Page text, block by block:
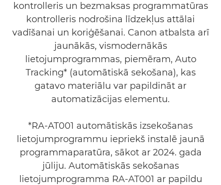
kontrolleris un bezmaksas programmatūras
kontrolleris nodrošina līdzekļus attālai
vadīšanai un koriģēšanai. Canon atbalsta arī
jaunākās, vismodernākās
lietojumprogrammas, piemēram, Auto
Tracking* (automātiskā sekošana), kas
gatavo materiālu var papildināt ar
automatizācijas elementu.
*RA-AT001 automātiskās izsekošanas
lietojumprogrammu iepriekš instalē jaunā
programmaparatūra, sākot ar 2024. gada
jūliju. Automātiskās sekošanas
lietojumprogramma RA-AT001 ar papildu